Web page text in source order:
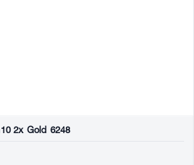
2x Gold 6248